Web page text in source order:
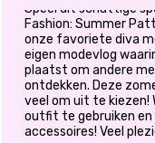
Speel dit schattige
Fashion: Summer
onze favoriete diva
eigen modevlog
plaatst om andere
ontdekken. Deze
veel om uit te kiezen!
outfit te gebruiken en
accessoires! Veel